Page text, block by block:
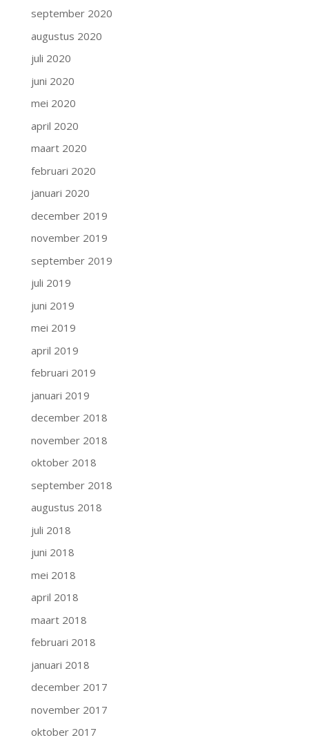
september 2020
augustus 2020
juli 2020
juni 2020
mei 2020
april 2020
maart 2020
februari 2020
januari 2020
december 2019
november 2019
september 2019
juli 2019
juni 2019
mei 2019
april 2019
februari 2019
januari 2019
december 2018
november 2018
oktober 2018
september 2018
augustus 2018
juli 2018
juni 2018
mei 2018
april 2018
maart 2018
februari 2018
januari 2018
december 2017
november 2017
oktober 2017